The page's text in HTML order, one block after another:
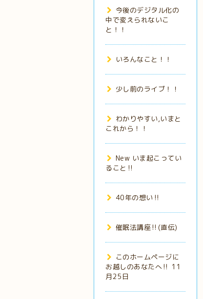
今後のデジタル化の
中で変えられないこ
と！！
いろんなこと！！
少し前のライブ！！
わかりやすい,いまと
これから！！
New いま起こってい
ること‼️
40年の想い‼️
催眠法講座‼️(直伝)
このホームページに
お越しのあなたへ‼️ 11
月25日